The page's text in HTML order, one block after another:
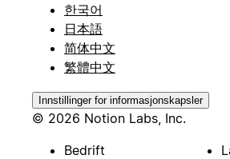
한국어
日本語
简体中文
繁體中文
Innstillinger for informasjonskapsler
© 2026 Notion Labs, Inc.
Bedrift